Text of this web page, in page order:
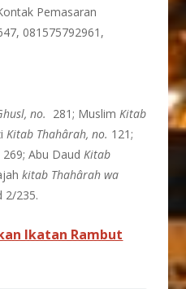
Pemasaran
081575792961,
no. 281; MuslimKitab
Kitab Thahârah, no. 121;
269; Abu DaudKitab
kitab Thahârah wa
2/235.
Ikatan Rambut